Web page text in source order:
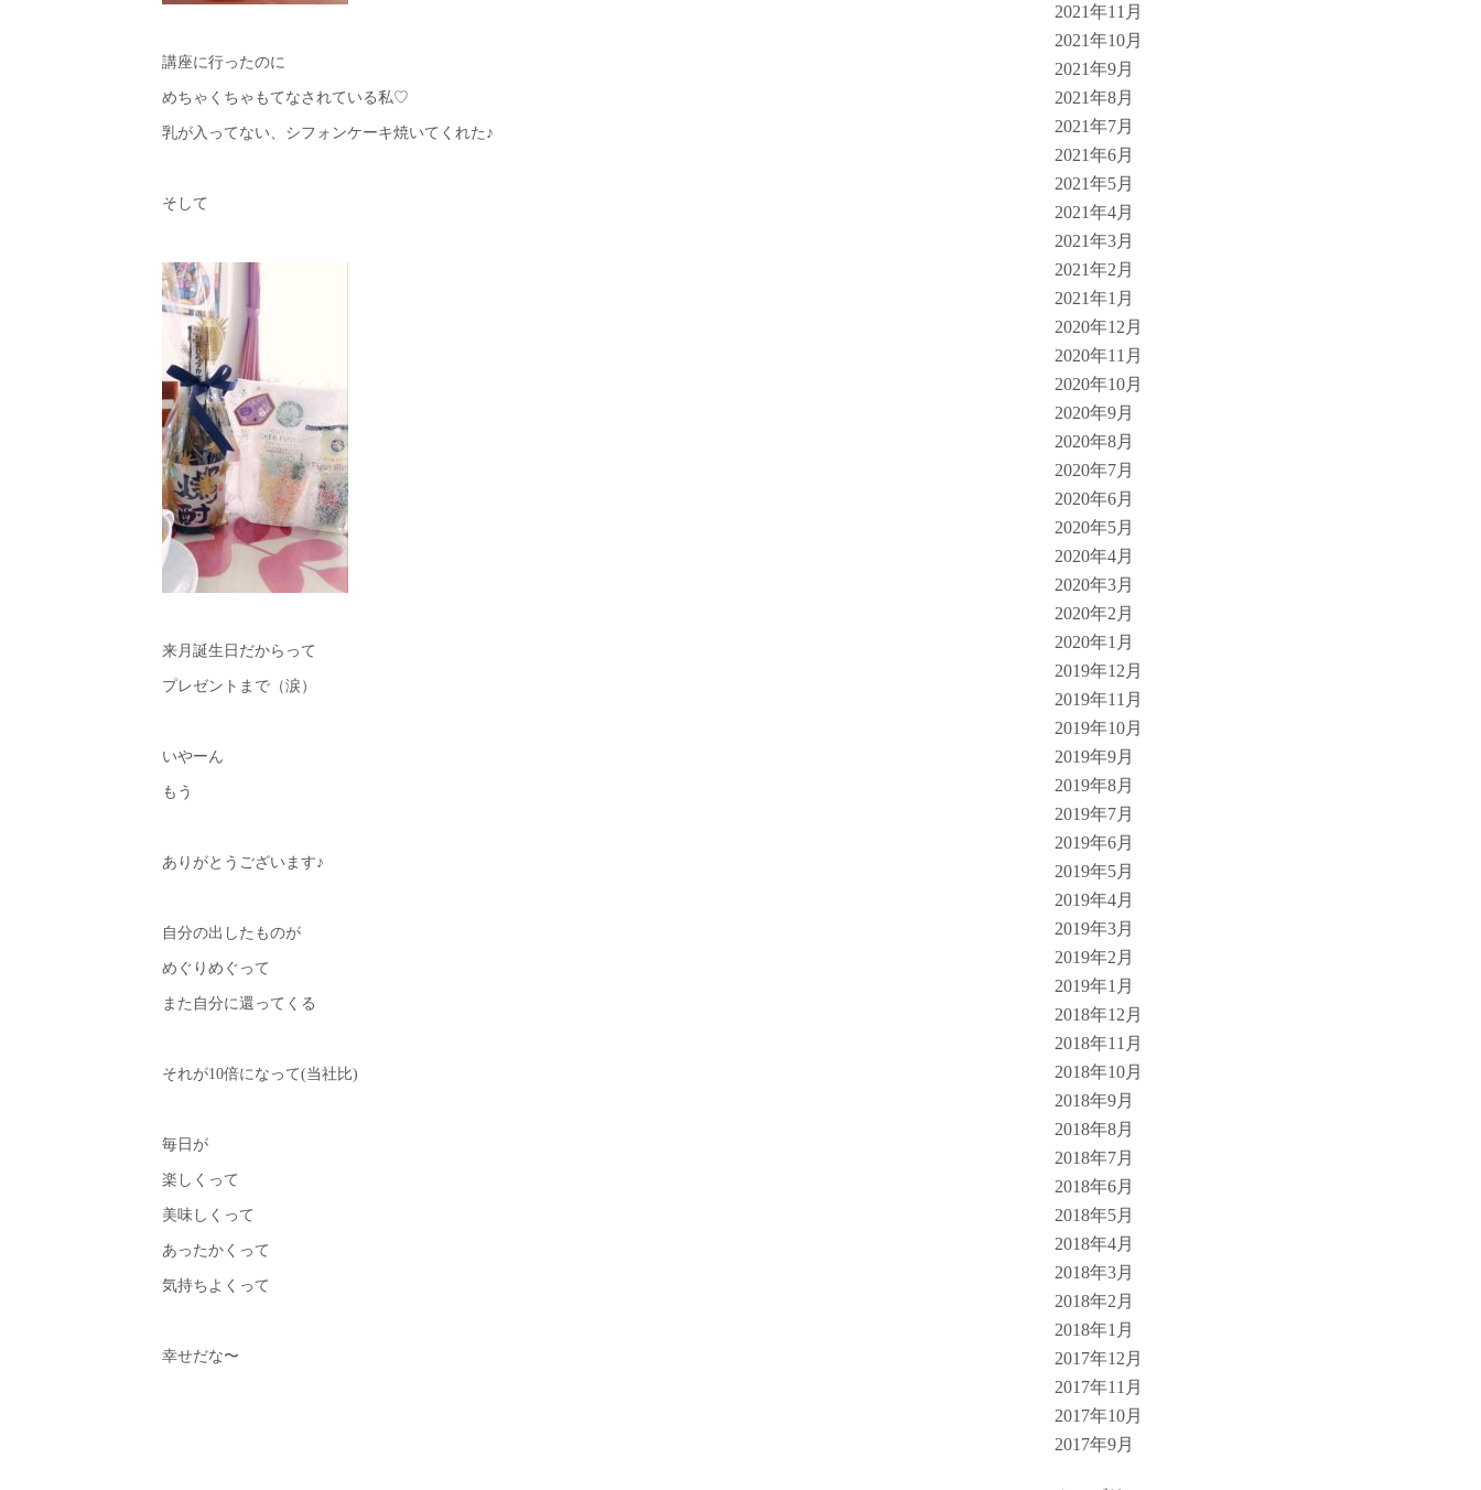
講座に行ったのに
めちゃくちゃもてなされている私♡
乳が入ってない、シフォンケーキ焼いてくれた♪
そして
来月誕生日だからって
プレゼントまで（涙）
いやーん
もう
ありがとうございます♪
自分の出したものが
めぐりめぐって
また自分に還ってくる
それが10倍になって(当社比)
毎日が
楽しくって
美味しくって
あったかくって
気持ちよくって
幸せだな〜
2021年11月
2021年10月
2021年9月
2021年8月
2021年7月
2021年6月
2021年5月
2021年4月
2021年3月
2021年2月
2021年1月
2020年12月
2020年11月
2020年10月
2020年9月
2020年8月
2020年7月
2020年6月
2020年5月
2020年4月
2020年3月
2020年2月
2020年1月
2019年12月
2019年11月
2019年10月
2019年9月
2019年8月
2019年7月
2019年6月
2019年5月
2019年4月
2019年3月
2019年2月
2019年1月
2018年12月
2018年11月
2018年10月
2018年9月
2018年8月
2018年7月
2018年6月
2018年5月
2018年4月
2018年3月
2018年2月
2018年1月
2017年12月
2017年11月
2017年10月
2017年9月